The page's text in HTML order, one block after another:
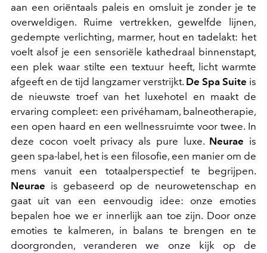
aan een oriëntaals paleis en omsluit je zonder je te
overweldigen. Ruime vertrekken, gewelfde lijnen,
gedempte verlichting, marmer, hout en tadelakt: het
voelt alsof je een sensoriële kathedraal binnenstapt,
een plek waar stilte een textuur heeft, licht warmte
afgeeft en de tijd langzamer verstrijkt. De Spa Suite is
de nieuwste troef van het luxehotel en maakt de
ervaring compleet: een privéhamam, balneotherapie,
een open haard en een wellnessruimte voor twee. In
deze cocon voelt privacy als pure luxe. Neurae is
geen spa-label, het is een filosofie, een manier om de
mens vanuit een totaalperspectief te begrijpen.
Neurae is gebaseerd op de neurowetenschap en
gaat uit van een eenvoudig idee: onze emoties
bepalen hoe we er innerlijk aan toe zijn. Door onze
emoties te kalmeren, in balans te brengen en te
doorgronden, veranderen we onze kijk op de